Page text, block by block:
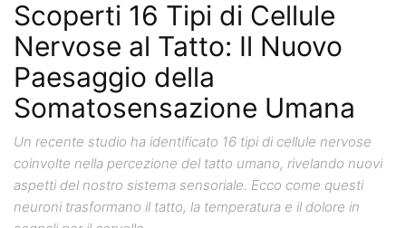
Scoperti 16 Tipi di Cellule
Nervose al Tatto: Il Nuovo
Paesaggio della
Somatosensazione Umana
Un recente studio ha identificato 16 tipi di cellule nervose
coinvolte nella percezione del tatto umano, rivelando nuovi
aspetti del nostro sistema sensoriale. Ecco come questi
neuroni trasformano il tatto, la temperatura e il dolore in